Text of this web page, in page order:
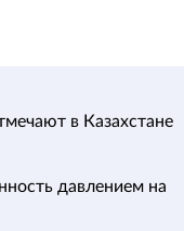
в Казахстане
давлением на